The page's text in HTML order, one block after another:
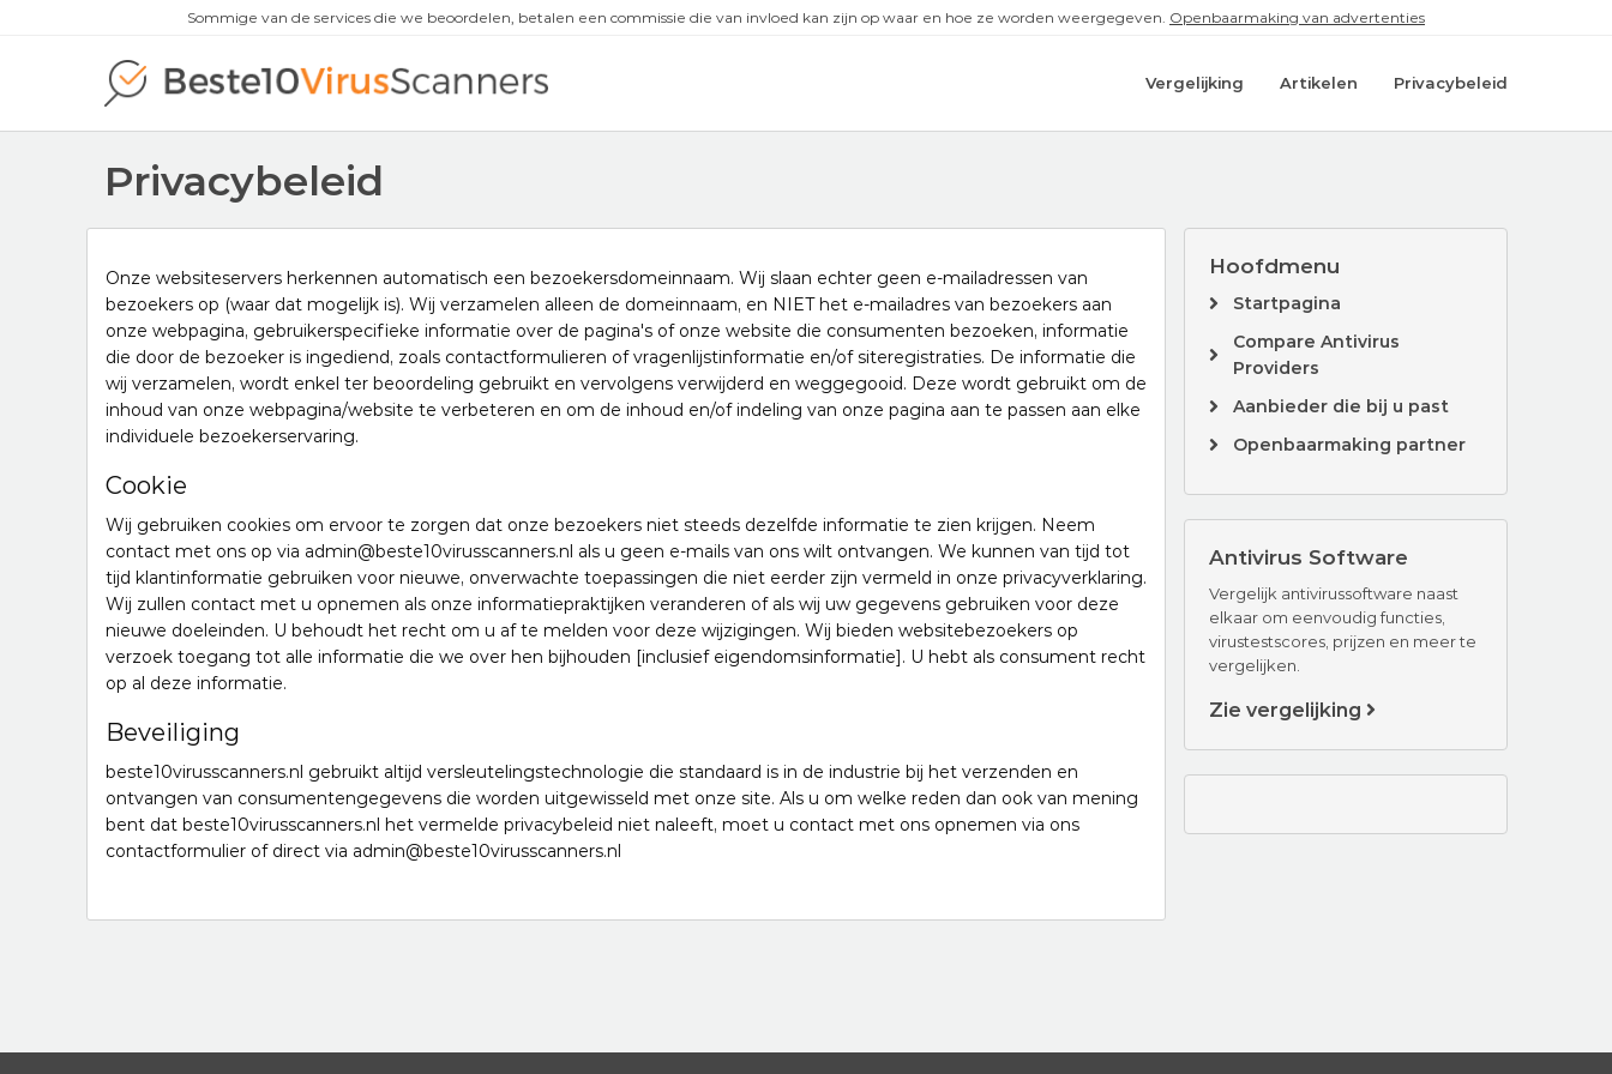
Sommige van de services die we beoordelen, betalen een commissie die van invloed kan zijn op waar en hoe ze worden weergegeven. Openbaarmaking van advertenties
Vergelijking Artikelen Privacybeleid
Privacybeleid
Onze websiteservers herkennen automatisch een bezoekersdomeinnaam. Wij slaan echter geen e-mailadressen van
bezoekers op (waar dat mogelijk is). Wij verzamelen alleen de domeinnaam, en NIET het e-mailadres van bezoekers aan
onze webpagina, gebruikerspecifieke informatie over de pagina's of onze website die consumenten bezoeken, informatie
die door de bezoeker is ingediend, zoals contactformulieren of vragenlijstinformatie en/of siteregistraties. De informatie die
wij verzamelen, wordt enkel ter beoordeling gebruikt en vervolgens verwijderd en weggegooid. Deze wordt gebruikt om de
inhoud van onze webpagina/website te verbeteren en om de inhoud en/of indeling van onze pagina aan te passen aan elke
individuele bezoekerservaring.
Cookie
Wij gebruiken cookies om ervoor te zorgen dat onze bezoekers niet steeds dezelfde informatie te zien krijgen. Neem
contact met ons op via admin@beste10virusscanners.nl als u geen e-mails van ons wilt ontvangen. We kunnen van tijd tot
tijd klantinformatie gebruiken voor nieuwe, onverwachte toepassingen die niet eerder zijn vermeld in onze privacyverklaring.
Wij zullen contact met u opnemen als onze informatiepraktijken veranderen of als wij uw gegevens gebruiken voor deze
nieuwe doeleinden. U behoudt het recht om u af te melden voor deze wijzigingen. Wij bieden websitebezoekers op
verzoek toegang tot alle informatie die we over hen bijhouden [inclusief eigendomsinformatie]. U hebt als consument recht
op al deze informatie.
Beveiliging
beste10virusscanners.nl gebruikt altijd versleutelingstechnologie die standaard is in de industrie bij het verzenden en
ontvangen van consumentengegevens die worden uitgewisseld met onze site. Als u om welke reden dan ook van mening
bent dat beste10virusscanners.nl het vermelde privacybeleid niet naleeft, moet u contact met ons opnemen via ons
contactformulier of direct via admin@beste10virusscanners.nl
Hoofdmenu
Startpagina
Compare Antivirus
Providers
Aanbieder die bij u past
Openbaarmaking partner
Antivirus Software
Vergelijk antivirussoftware naast
elkaar om eenvoudig functies,
virustestscores, prijzen en meer te
vergelijken.
Zie vergelijking